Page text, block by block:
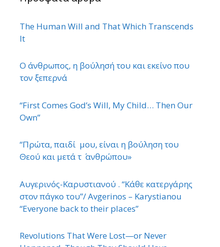
The Human Will and That Which Transcends
It
Ο άνθρωπος, η βούλησή του και εκείνο που
τον ξεπερνά
“First Comes God’s Will, My Child… Then Our
Own”
“Πρώτα, παιδί μου, είναι η βούληση του
Θεού και μετά τ ΄ ανθρώπου»
Αυγερινός-Καρυστιανού . “Κάθε κατεργάρης
στον πάγκο του”/ Avgerinos – Karystianou
“Εveryone back to their places”
Revolutions That Were Lost—or Never